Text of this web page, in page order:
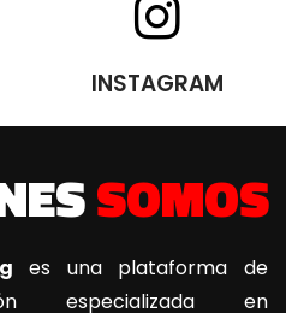
INSTAGRAM
SOMOS
es una plataforma de
especializada en